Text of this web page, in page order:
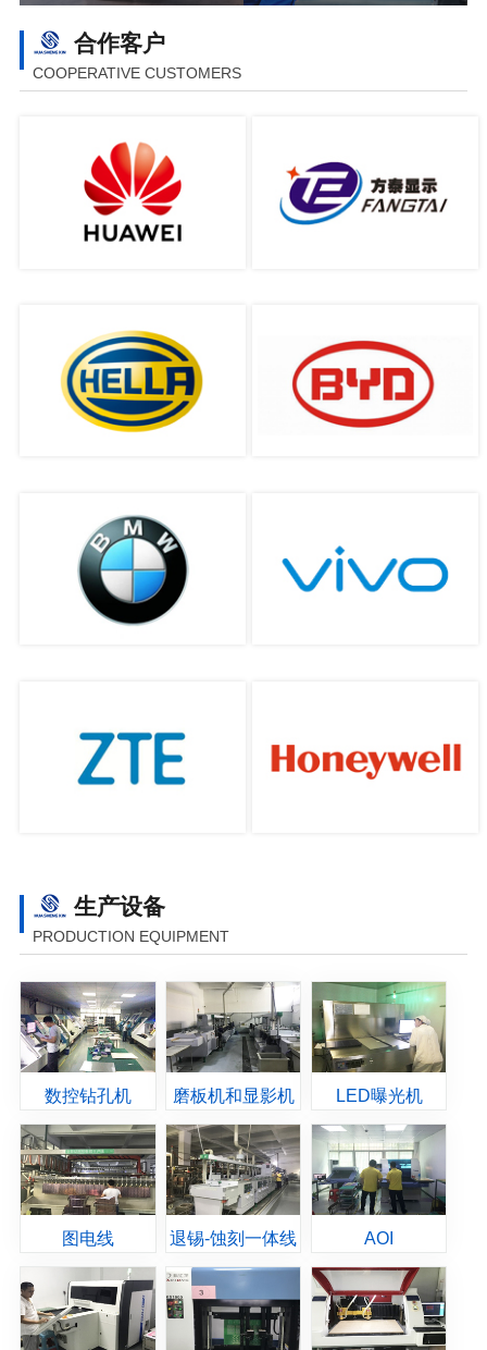
合作客户
COOPERATIVE CUSTOMERS
生产设备
PRODUCTION EQUIPMENT
数控钻孔机 磨板机和显影机 LED曝光机
图电线 退锡-蚀刻一体线 AOI